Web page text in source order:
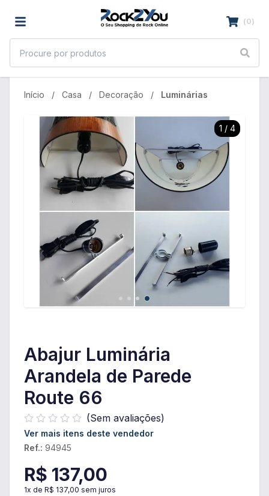
(0)
Início Casa Decoração Luminárias
1 / 4
Abajur Luminária
Arandela de Parede
Route 66
(Sem avaliações)
Ver mais itens deste vendedor
Ref.: 94945
R$ 137,00
1x de R$ 137,00 sem juros